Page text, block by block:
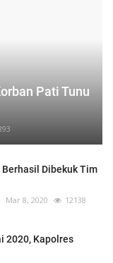
Pati Tunu
Dibekuk Tim
Mar 8, 2020 12138
2020, Kapolres